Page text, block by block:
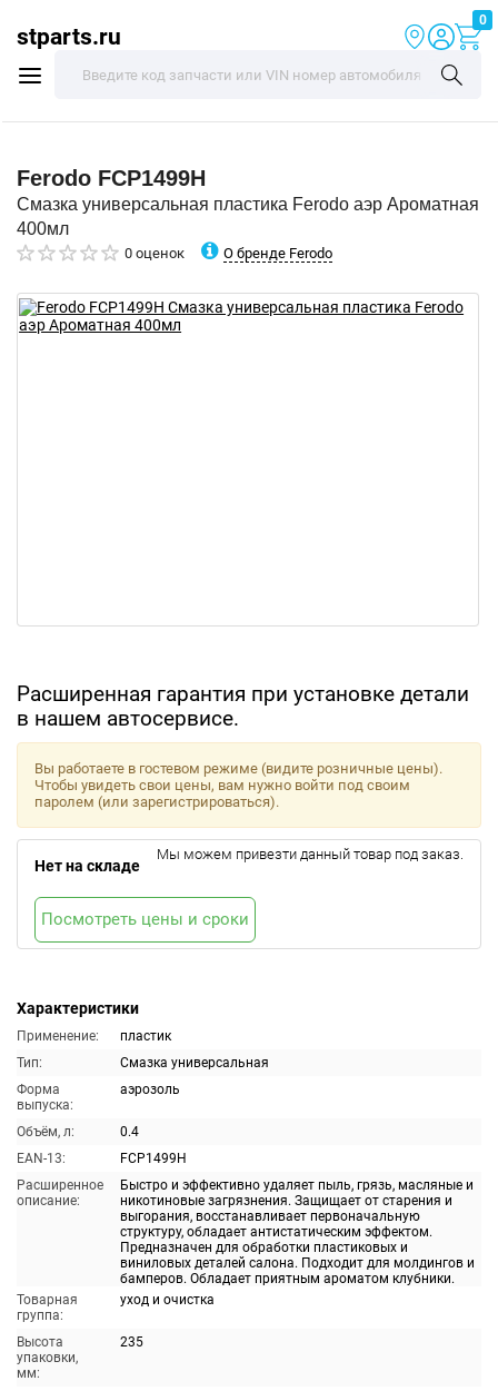
stparts.ru
0
Ferodo FCP1499H
Смазка универсальная пластика Ferodo аэр Ароматная
400мл
0 оценок О бренде Ferodo
Расширенная гарантия при установке детали
в нашем автосервисе.
Характеристики
Применение:
пластик
Тип:
Смазка универсальная
Форма
выпуска:
аэрозоль
Объём, л:
0.4
EAN-13:
FCP1499H
Расширенное
описание:
Быстро и эффективно удаляет пыль, грязь, масляные и
никотиновые загрязнения. Защищает от старения и
выгорания, восстанавливает первоначальную
структуру, обладает антистатическим эффектом.
Предназначен для обработки пластиковых и
виниловых деталей салона. Подходит для молдингов и
бамперов. Обладает приятным ароматом клубники.
Товарная
группа:
уход и очистка
Высота
упаковки,
мм:
235
Вы работаете в гостевом режиме (видите розничные цены).
Чтобы увидеть свои цены, вам нужно войти под своим
паролем (или зарегистрироваться).
Нет на складе
Мы можем привезти данный товар под заказ.
Посмотреть цены и сроки